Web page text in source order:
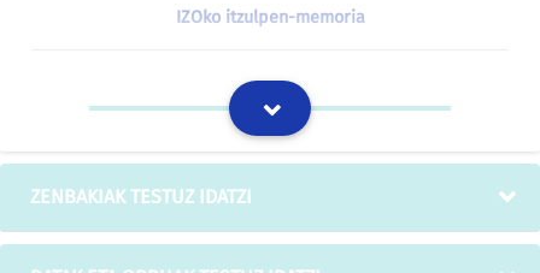
IZOko itzulpen-memoria
ASOCIACIÓN DE MUJERES
HEGALDI
"HEGALDI", EMAKUMEEN
ELKARTEA
ZENBAKIAK TESTUZ IDATZI